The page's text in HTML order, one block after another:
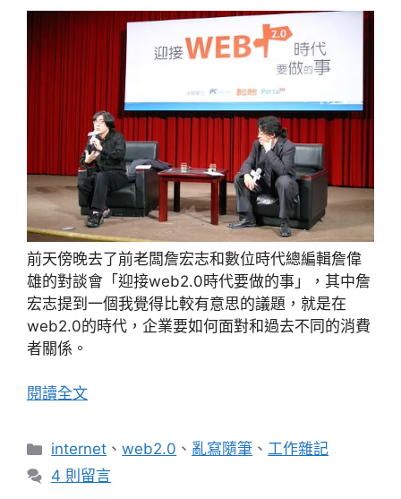
前天傍晚去了前老闆詹宏志和數位時代總編輯詹偉
雄的對談會「迎接web2.0時代要做的事」，其中詹
宏志提到一個我覺得比較有意思的議題，就是在
web2.0的時代，企業要如何面對和過去不同的消費
者關係。
閱讀全文
分
類
internet 、web2.0 、 亂寫隨筆 、工作雜記
4 則留言